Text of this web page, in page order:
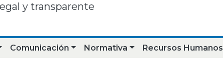
y transparente
Comunicación Normativa Recursos Humanos